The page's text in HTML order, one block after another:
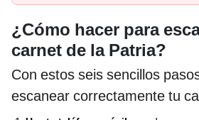
¿Cómo hacer para
carnet de la Patria?
Con estos seis sencillos
escanear correctamente tu